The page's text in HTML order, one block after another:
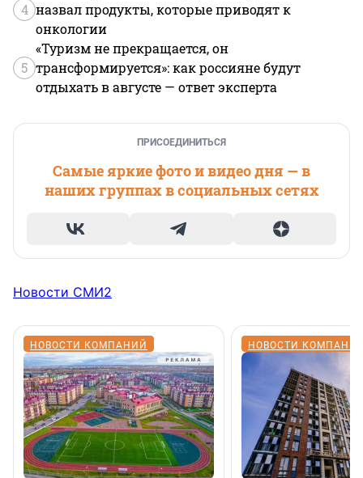
4 назвал продукты, которые приводят к
онкологии
5
«Туризм не прекращается, он
трансформируется»: как россияне будут
отдыхать в августе — ответ эксперта
ПРИСОЕДИНИТЬСЯ
Самые яркие фото и видео дня — в
наших группах в социальных сетях
Новости СМИ2
НОВОСТИ КОМПАНИЙ НОВОСТИ